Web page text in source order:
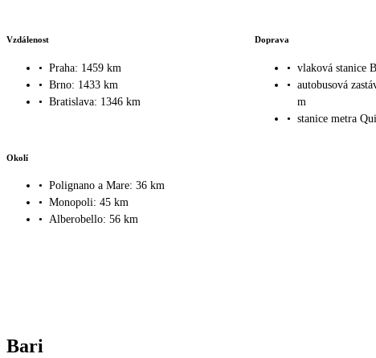
Vzdálenost
• Praha: 1459 km
• Brno: 1433 km
• Bratislava: 1346 km
Doprava
• vlaková stanice
• autobusová
m
• stanice metra
Okolí
• Polignano a Mare: 36 km
• Monopoli: 45 km
• Alberobello: 56 km
Bari